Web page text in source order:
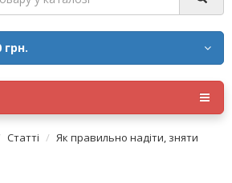
грн.
Статті
Як правильно надіти, зняти